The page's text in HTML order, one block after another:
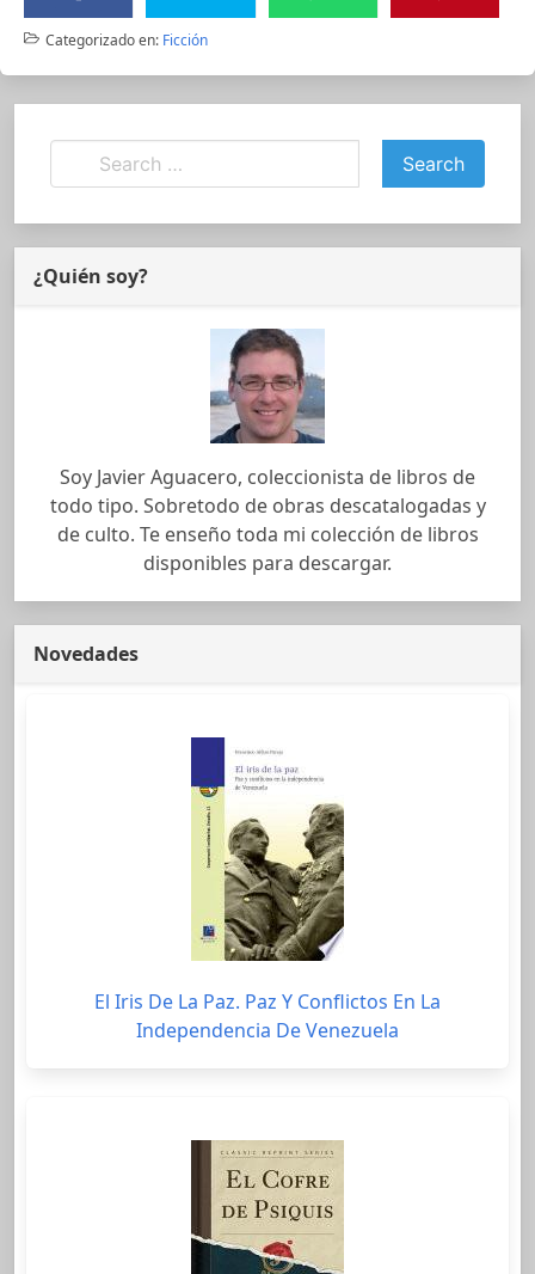
Categorizado en: Ficción
¿Quién soy?
Soy Javier Aguacero, coleccionista de libros de
todo tipo. Sobretodo de obras descatalogadas y
de culto. Te enseño toda mi colección de libros
disponibles para descargar.
Novedades
El Iris De La Paz. Paz Y Conflictos En La
Independencia De Venezuela